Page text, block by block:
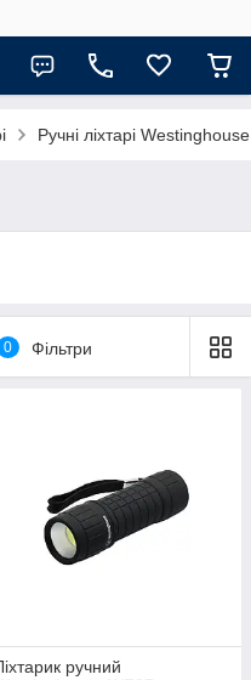
Ручні ліхтарі Westinghouse
0 Фільтри
ручний